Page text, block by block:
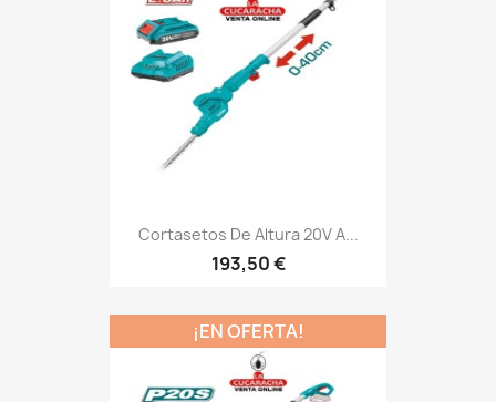
Cortasetos De Altura 20V A...
193,50 €
¡EN OFERTA!